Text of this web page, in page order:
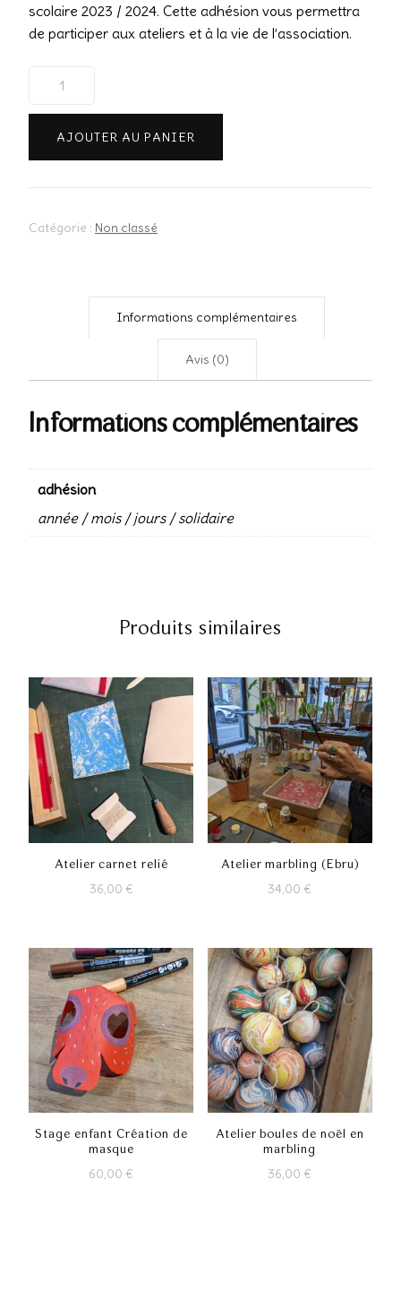
scolaire 2023 / 2024. Cette adhésion vous permettra
de participer aux ateliers et à la vie de l’association.
AJOUTER AU PANIER
Catégorie : Non classé
Informations complémentaires
Avis (0)
Informations complémentaires
adhésion
année / mois / jours / solidaire
Produits similaires
Atelier carnet relié
36,00 €
Atelier marbling (Ebru)
34,00 €
Stage enfant Création de
masque
60,00 €
Atelier boules de noël en
marbling
36,00 €